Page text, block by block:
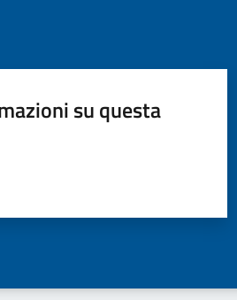
su questa